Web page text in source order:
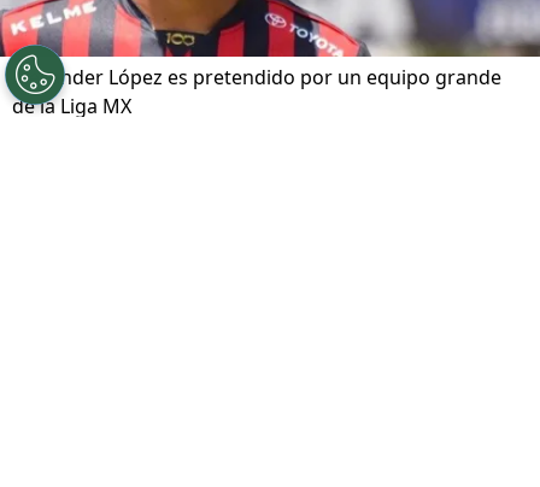
Alexander López es pretendido por un equipo grande
de la Liga MX